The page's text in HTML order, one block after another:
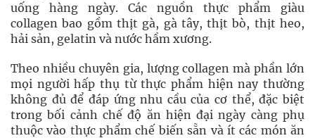
uống hàng ngày. Các nguồn thực phẩm giàu
collagen bao gồm thịt gà, gà tây, thịt bò, thịt heo,
hải sản, gelatin và nước hầm xương.
Theo nhiều chuyên gia, lượng collagen mà phần lớn
mọi người hấp thụ từ thực phẩm hiện nay thường
không đủ để đáp ứng nhu cầu của cơ thể, đặc biệt
trong bối cảnh chế độ ăn hiện đại ngày càng phụ
thuộc vào thực phẩm chế biến sẵn và ít các món ăn